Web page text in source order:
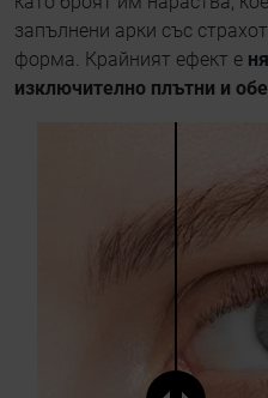
запълнени арки със
форма. Крайният ефект е
изключително плътни и